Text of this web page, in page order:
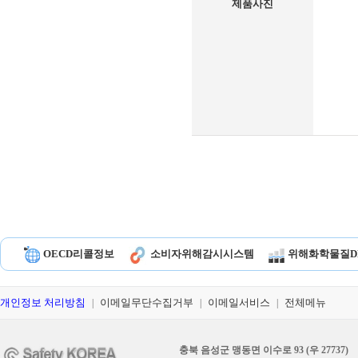
제품사진
OECD리콜정보 소비자위해감시시스템 위해화학물질
개인정보 처리방침 이메일무단수집거부 이메일서비스 전체메뉴
충북 음성군 맹동면 이수로 93 (우 27737)